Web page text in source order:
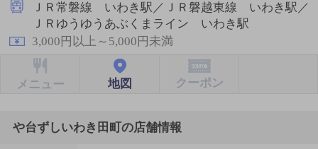
ＪＲ常磐線 いわき駅／ＪＲ磐越東線 いわき駅／
ＪＲゆうゆうあぶくまライン いわき駅
3,000円以上～5,000円未満
メニュー 地図 クーポン
や台ずしいわき田町の店舗情報